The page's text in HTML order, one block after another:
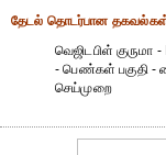
தேட‌ல் தொட‌ர்பான
வெஜிடபிள்
- பெண்கள் பகுதி -
செய்முறை